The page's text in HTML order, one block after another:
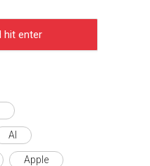
AI
Apple